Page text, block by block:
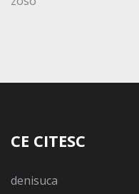
CE CITESC
denisuca